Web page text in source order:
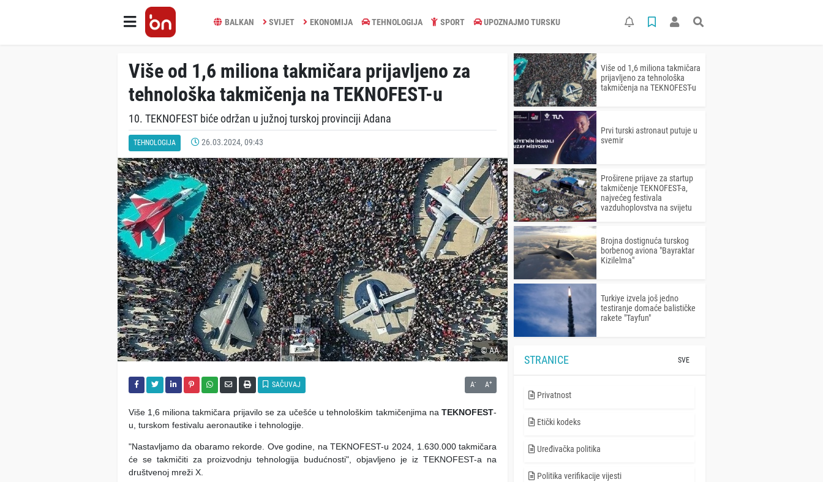
BALKAN SVIJET EKONOMIJA TEHNOLOGIJA SPORT UPOZNAJMO TURSKU
Više od 1,6 miliona takmičara prijavljeno za
tehnološka takmičenja na TEKNOFEST-u
10. TEKNOFEST biće održan u južnoj turskoj provinciji Adana
TEHNOLOGIJA 26.03.2024, 09:43
© AA
SAČUVAJ A- A+
Više 1,6 miliona takmičara prijavilo se za učešće u tehnološkim takmičenjima naTEKNOFEST-
u, turskom festivalu aeronautike i tehnologije.
"Nastavljamo da obaramo rekorde. Ove godine, na TEKNOFEST-u 2024, 1.630.000 takmičara
će se takmičiti za proizvodnju tehnologija budućnosti", objavljeno je iz TEKNOFEST-a na
društvenoj mreži X.
Više od 1,6 miliona takmičara
prijavljeno za tehnološka
takmičenja na TEKNOFEST-u
Prvi turski astronaut putuje u
svemir
Proširene prijave za startup
takmičenje TEKNOFEST-a,
najvećeg festivala
vazduhoplovstva na svijetu
Brojna dostignuća turskog
borbenog aviona "Bayraktar
Kizilelma"
Turkiye izvela još jedno
testiranje domaće balističke
rakete "Tayfun"
STRANICE SVE
Privatnost
Etički kodeks
Uređivačka politika
Politika verifikacije vijesti